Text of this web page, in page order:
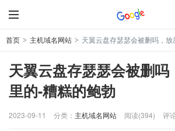
首页 > 主机域名网站 > 天翼云盘存瑟瑟会被删吗，
天翼云盘存瑟瑟会被删吗
里的-糟糕的鲍勃
2023-09-11 分类： 主机域名网站 阅读(394) 评